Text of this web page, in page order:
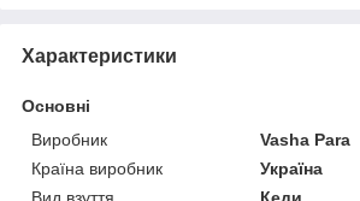
Характеристики
Основні
Виробник
Vasha Para
Країна виробник
Україна